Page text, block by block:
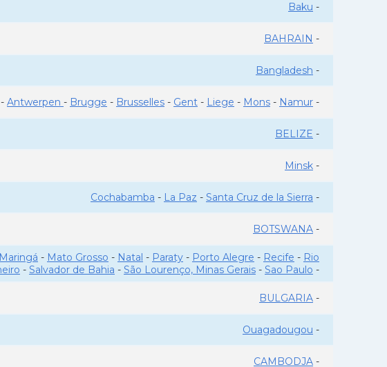
Baku -
BAHRAIN -
Bangladesh -
- Antwerpen - Brugge - Brusselles - Gent - Liege - Mons - Namur -
BELIZE -
Minsk -
Cochabamba - La Paz - Santa Cruz de la Sierra -
BOTSWANA -
Maringá - Mato Grosso - Natal - Paraty - Porto Alegre - Recife - Rio
- Salvador de Bahia - São Lourenço, Minas Gerais - Sao Paulo -
BULGARIA -
Ouagadougou -
CAMBODJA -